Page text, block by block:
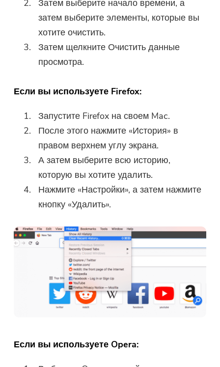
Затем выберите начало времени, а
затем выберите элементы, которые вы
хотите очистить.
Затем щелкните Очистить данные
просмотра.
Если вы используете Firefox:
Запустите Firefox на своем Mac.
После этого нажмите «История» в
правом верхнем углу экрана.
А затем выберите всю историю,
которую вы хотите удалить.
Нажмите «Настройки», а затем нажмите
кнопку «Удалить».
Если вы используете Opera:
Вы почти закончили.
Подпишитесь на наши лучшие
предложения и новости о
Горячая подсказка
Это программное обеспечение
можно загрузить и
использовать только на Mac.